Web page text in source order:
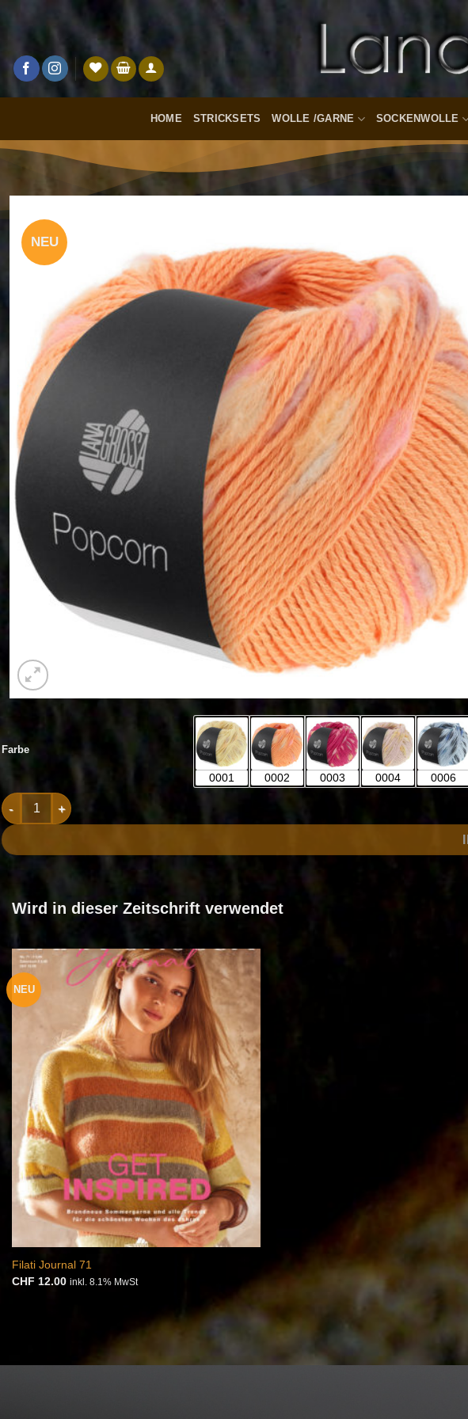
HOME STRICKSETS WOLLE /GARNE SOCKENWOLLE
NEU
Farbe
0001 0002 0003 0004 0006
Popcorn Menge
Wird in dieser Zeitschrift verwendet
NEU
Auf die
Wunschliste
Filati Journal 71
CHF 12.00 inkl. 8.1% MwSt